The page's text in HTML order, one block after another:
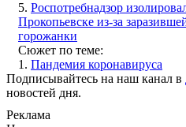
5. Роспотребнадзор
Прокопьевске из-за
горожанки
Сюжет по теме:
1. Пандемия коронавируса
Подписывайтесь на наш канал в
новостей дня.
Реклама